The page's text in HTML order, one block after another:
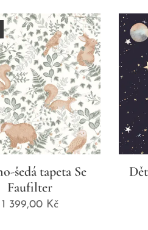
šedá tapeta Se
Faufilter
1 399,00Kč